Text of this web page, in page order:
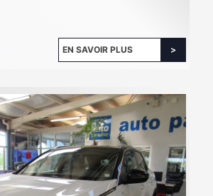
EN SAVOIR PLUS